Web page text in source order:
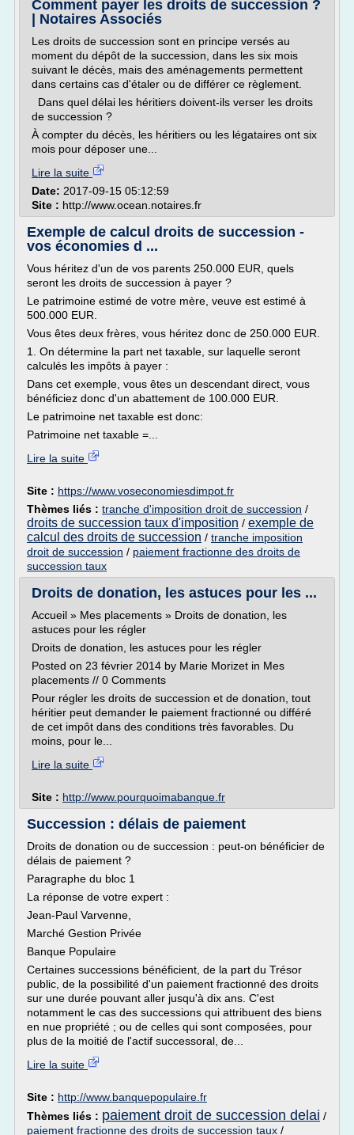
Comment payer les droits de succession ?
| Notaires Associés
Les droits de succession sont en principe versés au
moment du dépôt de la succession, dans les six mois
suivant le décès, mais des aménagements permettent
dans certains cas d'étaler ou de différer ce règlement.­
Dans quel délai les héritiers doivent-ils verser les droits
de succession ?
À compter du décès, les héritiers ou les légataires ont six
mois pour déposer une...
Lire la suite
Date: 2017-09-15 05:12:59
Site : http://www.ocean.notaires.fr
Exemple de calcul droits de succession -
vos économies d ...
Vous héritez d'un de vos parents 250.000 EUR, quels
seront les droits de succession à payer ?
Le patrimoine estimé de votre mère, veuve est estimé à
500.000 EUR.
Vous êtes deux frères, vous héritez donc de 250.000 EUR.
1. On détermine la part net taxable, sur laquelle seront
calculés les impôts à payer :
Dans cet exemple, vous êtes un descendant direct, vous
bénéficiez donc d'un abattement de 100.000 EUR.
Le patrimoine net taxable est donc:
Patrimoine net taxable =...
Lire la suite
Site : https://www.voseconomiesdimpot.fr
Thèmes liés : tranche d'imposition droit de succession /
droits de succession taux d'imposition / exemple de
calcul des droits de succession / tranche imposition
droit de succession / paiement fractionne des droits de
succession taux
Droits de donation, les astuces pour les ...
Accueil » Mes placements » Droits de donation, les
astuces pour les régler
Droits de donation, les astuces pour les régler
Posted on 23 février 2014 by Marie Morizet in Mes
placements // 0 Comments
Pour régler les droits de succession et de donation, tout
héritier peut demander le paiement fractionné ou différé
de cet impôt dans des conditions très favorables. Du
moins, pour le...
Lire la suite
Site : http://www.pourquoimabanque.fr
Succession : délais de paiement
Droits de donation ou de succession : peut-on bénéficier de
délais de paiement ?
Paragraphe du bloc 1
La réponse de votre expert :
Jean-Paul Varvenne,
Marché Gestion Privée
Banque Populaire
Certaines successions bénéficient, de la part du Trésor
public, de la possibilité d'un paiement fractionné des droits
sur une durée pouvant aller jusqu'à dix ans. C'est
notamment le cas des successions qui attribuent des biens
en nue propriété ; ou de celles qui sont composées, pour
plus de la moitié de l'actif successoral, de...
Lire la suite
Site : http://www.banquepopulaire.fr
Thèmes liés : paiement droit de succession delai /
paiement fractionne des droits de succession taux /